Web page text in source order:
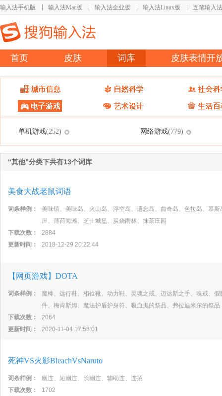
输入法手机版 输入法Mac版 输入法企业版 输入法Linux版 五笔输入法
首页 皮肤 词库 皮肤表情开
单机游戏(252) 网络游戏(779)
“其他”分类下共有13个词库
美食大战老鼠词语
词条样例：
美味镇、美味岛、火山岛、浮空岛、遗忘岛、曲奇岛、色拉岛、慕
屋、薄荷海滩、芝士城堡、炭烧雨林、抹茶庄园
下载次数：
2884
更新时间：
2018-12-29 20:22:44
【网页游戏】DOTA
词条样例：
魔棒、远行鞋、相位靴、动力鞋、灵魂之戒、迈达斯之手、魂戒、
件、梅肯斯姆、魔法护盾护身符、吸血鬼的祭品、弗拉迪米尔的祭品
下载次数：
2064
更新时间：
2020-11-04 17:58:01
死神VS火影BleachVsNaruto
词条样例：
幽连、短幽连、长幽连、辅助连、连招
下载次数：
1702